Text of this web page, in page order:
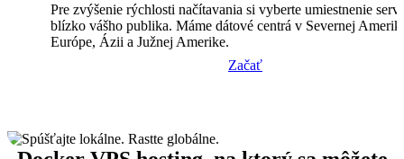
Pre zvýšenie rýchlosti načítavania si vyberte umiestnenie
blízko vášho publika. Máme dátové centrá v Severnej
Európe, Ázii a Južnej Amerike.
Začať